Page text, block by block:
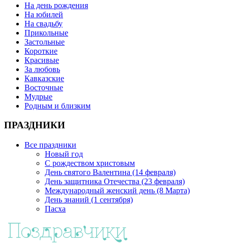
На день рождения
На юбилей
На свадьбу
Прикольные
Застольные
Короткие
Красивые
За любовь
Кавказские
Восточные
Мудрые
Родным и близким
ПРАЗДНИКИ
Все праздники
Новый год
С рождеством христовым
День святого Валентина (14 февраля)
День защитника Отечества (23 февраля)
Международный женский день (8 Марта)
День знаний (1 сентября)
Пасха